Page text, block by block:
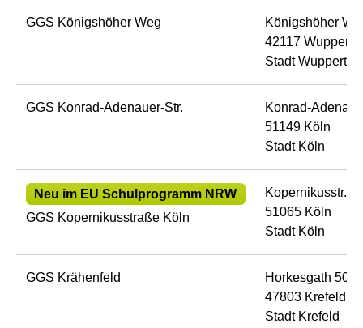
GGS Königshöher Weg
Königshöher
42117 Wuppertal
Stadt Wuppertal
GGS Konrad-Adenauer-Str.
Konrad-
51149 Köln
Stadt Köln
Neu im EU Schulprogramm NRW
GGS Kopernikusstraße Köln
Kopernikusstr.
51065 Köln
Stadt Köln
GGS Krähenfeld
Horkesgath 50
47803 Krefeld
Stadt Krefeld